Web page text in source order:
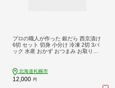
プロの職人が作った 銀だら 西京漬け
6切 セット 切身 小分け 冷凍 2切 3パ
ック 水産 おかず おつまみ お取り寄
北海道札幌市
12,000 円